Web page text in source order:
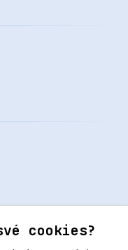
cookies?